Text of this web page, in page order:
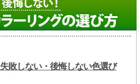
失敗しない・後悔しない色選び